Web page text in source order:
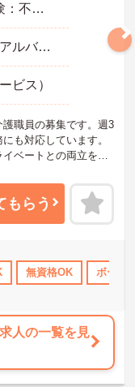
社会保険完備 交通費
■資格：不問 ■経験：不問 ※介護経験あれば尚可
非常勤・パート・アルバイト
ビス）
職員の募集です。週3
も対応しています。
ベートとの両立を目
います。ご興味のあ
をお話いたしますの
環境です♪
もらう
無資格OK ボーナ
人の一覧を見